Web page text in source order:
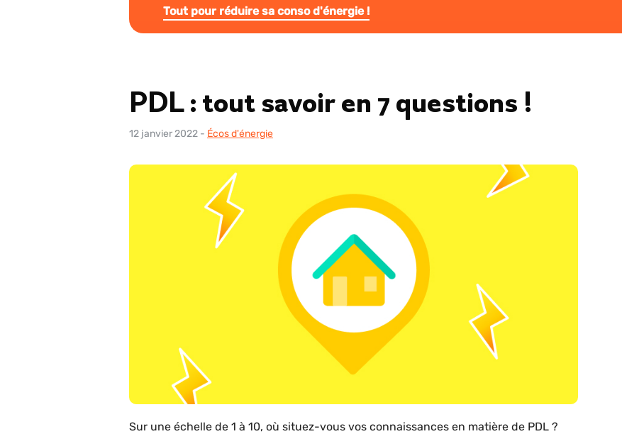
Tout pour réduire sa conso d'énergie !
PDL : tout savoir en 7 questions !
12 janvier 2022 - Écos d'énergie
Sur une échelle de 1 à 10, où situez-vous vos connaissances en matière de PDL ?